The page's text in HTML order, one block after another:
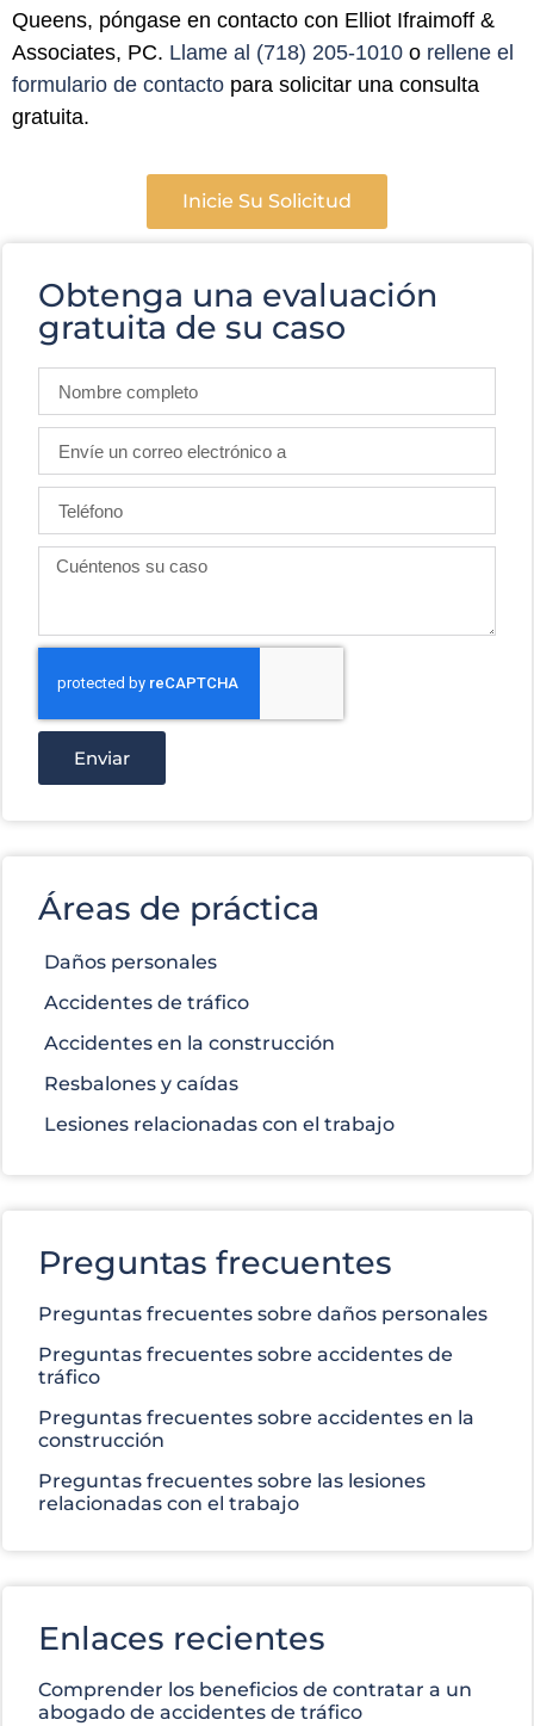
Queens, póngase en contacto con Elliot Ifraimoff &
Associates, PC. Llame al (718) 205-1010 o rellene el
formulario de contacto para solicitar una consulta
gratuita.
Inicie Su Solicitud
Obtenga una evaluación
gratuita de su caso
Enviar
Áreas de práctica
Daños personales
Accidentes de tráfico
Accidentes en la construcción
Resbalones y caídas
Lesiones relacionadas con el trabajo
Preguntas frecuentes
Preguntas frecuentes sobre daños personales
Preguntas frecuentes sobre accidentes de
tráfico
Preguntas frecuentes sobre accidentes en la
construcción
Preguntas frecuentes sobre las lesiones
relacionadas con el trabajo
Enlaces recientes
Comprender los beneficios de contratar a un
abogado de accidentes de tráfico